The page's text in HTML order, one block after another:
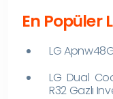
En Popüler
LG
LG Dual
R32 Gazlı